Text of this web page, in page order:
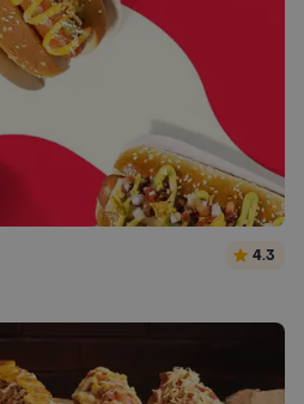
4.3